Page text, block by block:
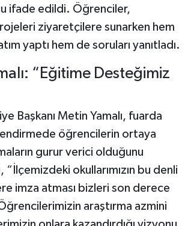
ifade edildi. Öğrenciler,
ziyaretçilere sunarken hem
yaptı hem de soruları yanıtladı.
“Eğitime Desteğimiz
Başkanı Metin Yamalı, fuarda
öğrencilerin ortaya
gurur verici olduğunu
“İlçemizdeki okullarımızın bu denli
imza atması bizleri son derece
araştırma azmini